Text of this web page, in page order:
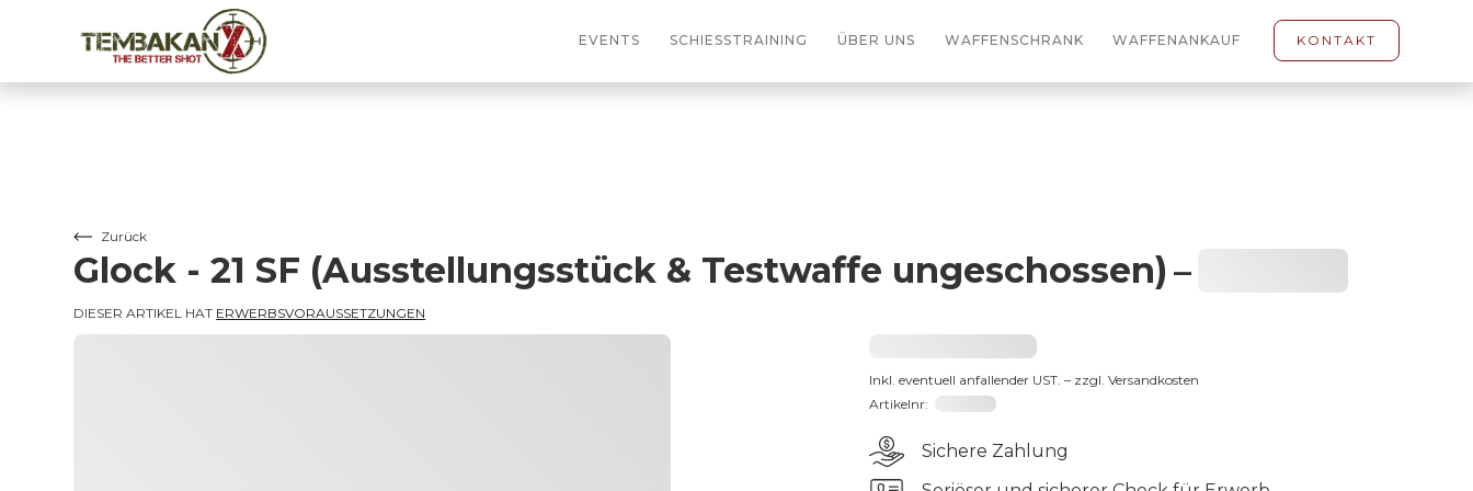
EVENTS SCHIESSTRAINING ÜBER UNS WAFFENSCHRANK WAFFENANKAUF KONTAKT
Zurück
Glock - 21 SF (Ausstellungsstück & Testwaffe ungeschossen) –
DIESER ARTIKEL HAT ERWERBSVORAUSSETZUNGEN
2031,23 €
Inkl. eventuell anfallender UST. – zzgl. Versandkosten
Artikelnr:
191066-65
Sichere Zahlung